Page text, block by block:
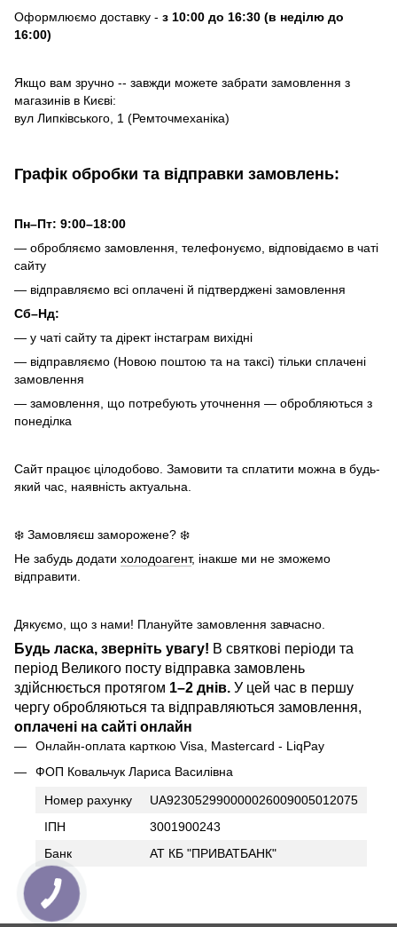
Оформлюємо доставку - з 10:00 до 16:30 (в неділю до
16:00)
Якщо вам зручно -- завжди можете забрати замовлення з
магазинів в Києві:
вул Липківського, 1 (Ремточмеханіка)
Графік обробки та відправки замовлень:
Пн–Пт: 9:00–18:00
— обробляємо замовлення, телефонуємо, відповідаємо в чаті
сайту
— відправляємо всі оплачені й підтверджені замовлення
Сб–Нд:
— у чаті сайту та дірект інстаграм вихідні
— відправляємо (Новою поштою та на таксі) тільки сплачені
замовлення
— замовлення, що потребують уточнення — обробляються з
понеділка
Сайт працює цілодобово. Замовити та сплатити можна в будь-
який час, наявність актуальна.
❄️ Замовляєш заморожене? ❄️
Не забудь додати холодоагент, інакше ми не зможемо
відправити.
Дякуємо, що з нами! Плануйте замовлення завчасно.
Будь ласка, зверніть увагу! В святкові періоди та
період Великого посту відправка замовлень
здійснюється протягом 1–2 днів. У цей час в першу
чергу обробляються та відправляються замовлення,
оплачені на сайті онлайн
Онлайн-оплата карткою Visa, Mastercard - LiqPay
ФОП Ковальчук Лариса Василівна
Номер рахунку
UA923052990000026009005012075
ІПН
3001900243
Банк
АТ КБ "ПРИВАТБАНК"